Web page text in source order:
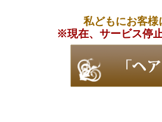
私どもにお客様
※現在、サービス停